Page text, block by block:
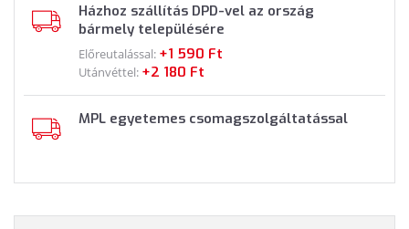
Házhoz szállítás DPD-vel az ország
bármely településére
Előreutalással: +1 590 Ft
Utánvéttel: +2 180 Ft
MPL egyetemes csomagszolgáltatással